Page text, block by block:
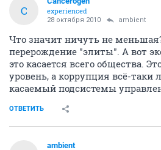
C
experienced
28 октября 2010 ambient
Что значит ничуть не
перерождение "элиты". А вот
это касается всего общества.
уровень, а коррупция всё-
касаемый подсистемы
ОТВЕТИТЬ
ambient